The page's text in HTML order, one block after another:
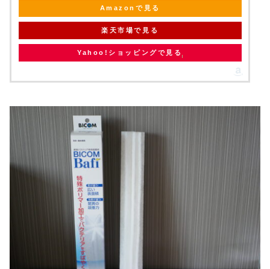
Amazonで見る
楽天市場で見る
Yahoo!ショッピングで見る